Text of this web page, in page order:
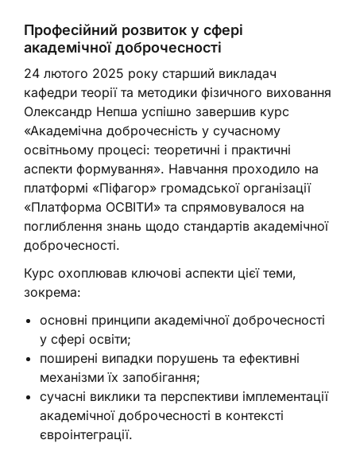
Професійний розвиток у сфері
академічної доброчесності
24 лютого 2025 року старший викладач
кафедри теорії та методики фізичного виховання
Олександр Непша успішно завершив курс
«Академічна доброчесність у сучасному
освітньому процесі: теоретичні і практичні
аспекти формування». Навчання проходило на
платформі «Піфагор» громадської організації
«Платформа ОСВІТИ» та спрямовувалося на
поглиблення знань щодо стандартів академічної
доброчесності.
Курс охоплював ключові аспекти цієї теми,
зокрема:
основні принципи академічної доброчесності
у сфері освіти;
поширені випадки порушень та ефективні
механізми їх запобігання;
сучасні виклики та перспективи імплементації
академічної доброчесності в контексті
євроінтеграції.